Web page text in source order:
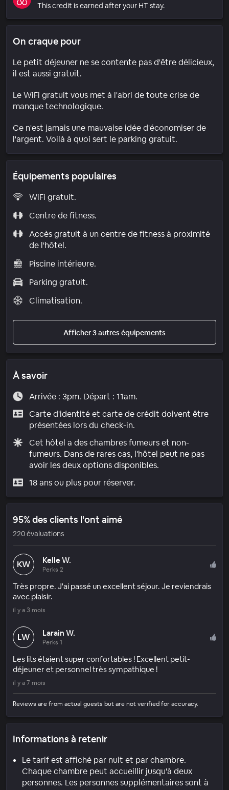
This credit is earned after your HT stay.
On craque pour
Le petit déjeuner ne se contente pas d'être délicieux,
il est aussi gratuit.
Le WiFi gratuit vous met à l'abri de toute crise de
manque technologique.
Ce n'est jamais une mauvaise idée d'économiser de
l'argent. Voilà à quoi sert le parking gratuit.
Équipements populaires
WiFi gratuit.
Centre de fitness.
Accès gratuit à un centre de fitness à proximité
de l'hôtel.
Piscine intérieure.
Parking gratuit.
Climatisation.
Afficher 3 autres équipements
À savoir
Arrivée : 3pm. Départ : 11am.
Carte d'identité et carte de crédit doivent être
présentées lors du check-in.
Cet hôtel a des chambres fumeurs et non-
fumeurs. Dans de rares cas, l'hôtel peut ne pas
avoir les deux options disponibles.
18 ans ou plus pour réserver.
95% des clients l'ont aimé
220 évaluations
KW Kelle W.
Perks 2
Très propre. J'ai passé un excellent séjour. Je reviendrais
avec plaisir.
il y a 3 mois
LW Larain W.
Perks 1
Les lits étaient super confortables ! Excellent petit-
déjeuner et personnel très sympathique !
il y a 7 mois
Reviews are from actual guests but are not verified for accuracy.
Informations à retenir
Le tarif est affiché par nuit et par chambre.
Chaque chambre peut accueillir jusqu'à deux
personnes. Les personnes supplémentaires sont à